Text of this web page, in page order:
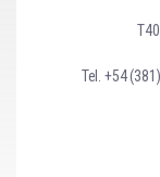
Tel. +54